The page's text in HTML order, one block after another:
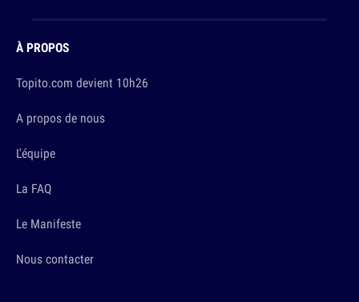
À PROPOS
Topito.com devient 10h26
A propos de nous
L'équipe
La FAQ
Le Manifeste
Nous contacter